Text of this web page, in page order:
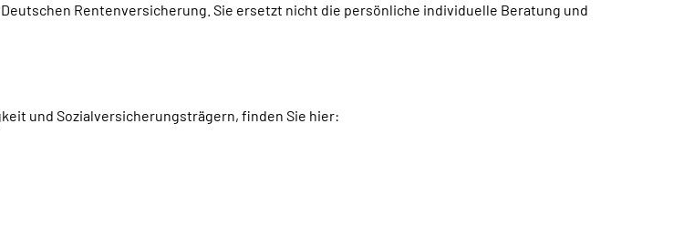
Rentenversicherung. Sie ersetzt nicht die persönliche individuelle Beratung und
und Sozialversicherungsträgern, finden Sie hier: